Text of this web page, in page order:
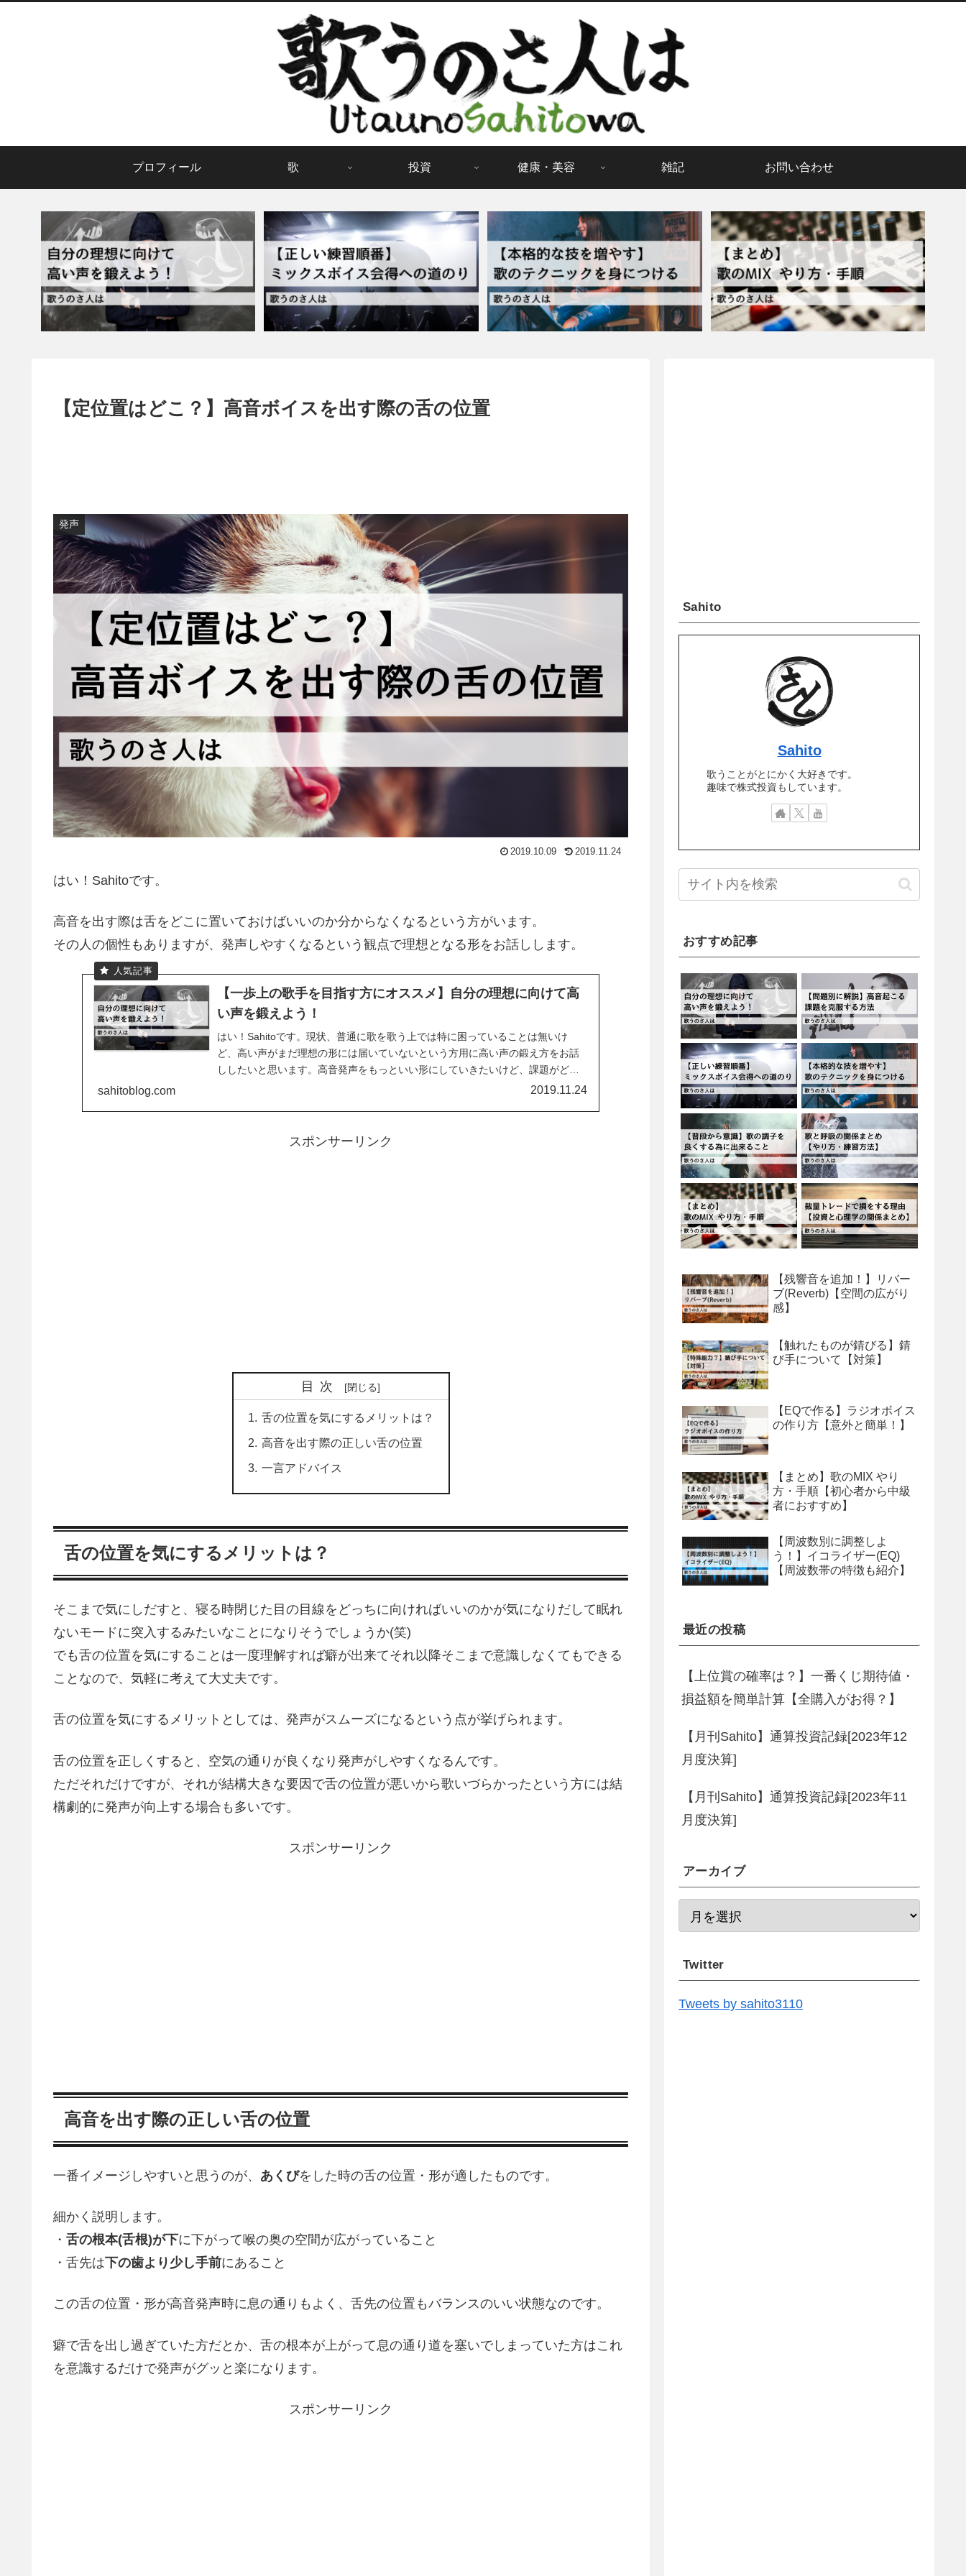
プロフィール 歌 投資 健康・美容 雑記 お問い合わせ
【定位置はどこ？】高音ボイスを出す際の舌の位置
発声
2019.10.09 2019.11.24
はい！Sahitoです。
高音を出す際は舌をどこに置いておけばいいのか分からなくなるという方がいます。
その人の個性もありますが、発声しやすくなるという観点で理想となる形をお話しします。
【一歩上の歌手を目指す方にオススメ】自分の理想に向けて高
い声を鍛えよう！
はい！Sahitoです。現状、普通に歌を歌う上では特に困っていることは無いけ
ど、高い声がまだ理想の形には届いていないという方用に高い声の鍛え方をお話
ししたいと思います。高音発声をもっといい形にしていきたいけど、課題がどこ
sahitoblog.com 2019.11.24
スポンサーリンク
目次
舌の位置を気にするメリットは？
高音を出す際の正しい舌の位置
一言アドバイス
舌の位置を気にするメリットは？
そこまで気にしだすと、寝る時閉じた目の目線をどっちに向ければいいのかが気になりだして眠れ
ないモードに突入するみたいなことになりそうでしょうか(笑)
でも舌の位置を気にすることは一度理解すれば癖が出来てそれ以降そこまで意識しなくてもできる
ことなので、気軽に考えて大丈夫です。
舌の位置を気にするメリットとしては、発声がスムーズになるという点が挙げられます。
舌の位置を正しくすると、空気の通りが良くなり発声がしやすくなるんです。
ただそれだけですが、それが結構大きな要因で舌の位置が悪いから歌いづらかったという方には結
構劇的に発声が向上する場合も多いです。
スポンサーリンク
高音を出す際の正しい舌の位置
一番イメージしやすいと思うのが、 あくびをした時の舌の位置・形が適したものです。
細かく説明します。
・ 舌の根本(舌根)が下に下がって喉の奥の空間が広がっていること
・舌先は下の歯より少し手前にあること
この舌の位置・形が高音発声時に息の通りもよく、舌先の位置もバランスのいい状態なのです。
癖で舌を出し過ぎていた方だとか、舌の根本が上がって息の通り道を塞いでしまっていた方はこれ
を意識するだけで発声がグッと楽になります。
スポンサーリンク
Sahito
Sahito
歌うことがとにかく大好きです。
趣味で株式投資もしています。
おすすめ記事
【残響音を追加！】リバー
ブ(Reverb)【空間の広がり
感】
【触れたものが錆びる】錆
び手について【対策】
【EQで作る】ラジオボイス
の作り方【意外と簡単！】
【まとめ】歌のMIX やり
方・手順【初心者から中級
者におすすめ】
【周波数別に調整しよ
う！】イコライザー(EQ)
【周波数帯の特徴も紹介】
最近の投稿
【上位賞の確率は？】一番くじ期待値・
損益額を簡単計算【全購入がお得？】
【月刊Sahito】通算投資記録[2023年12
月度決算]
【月刊Sahito】通算投資記録[2023年11
月度決算]
アーカイブ
Twitter
Tweets by sahito3110